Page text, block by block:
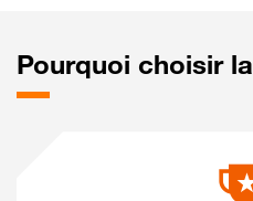
Pourquoi choisir